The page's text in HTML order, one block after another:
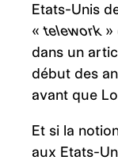
Etats-Unis
«telework »
dans un
début des
avant que
Et si la
aux Etats-